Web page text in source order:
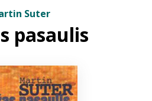
Suter
pasaulis